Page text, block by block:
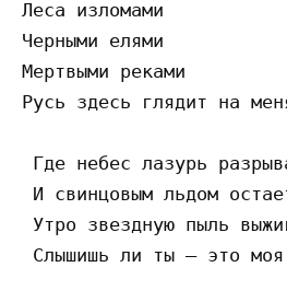
Леса изломами
Черными елями
Мертвыми реками
Русь здесь глядит на
Где небес лазурь
И свинцовым льдом
Утро звездную пыль
Слышишь ли ты – это моя